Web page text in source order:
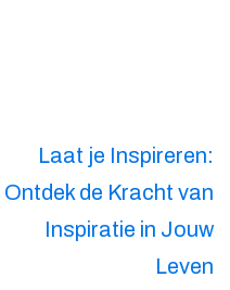
Laat je Inspireren:
Ontdek de Kracht van
Inspiratie in Jouw
Leven